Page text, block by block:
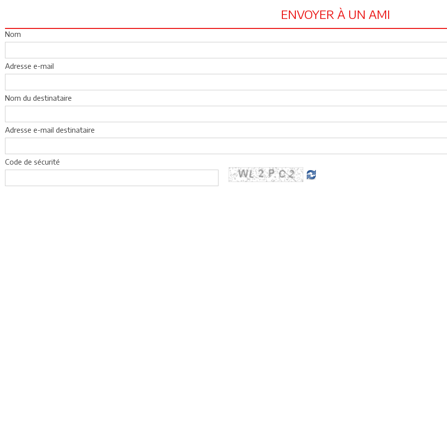
ENVOYER À UN AMI
Nom
Adresse e-mail
Nom du destinataire
Adresse e-mail destinataire
Code de sécurité